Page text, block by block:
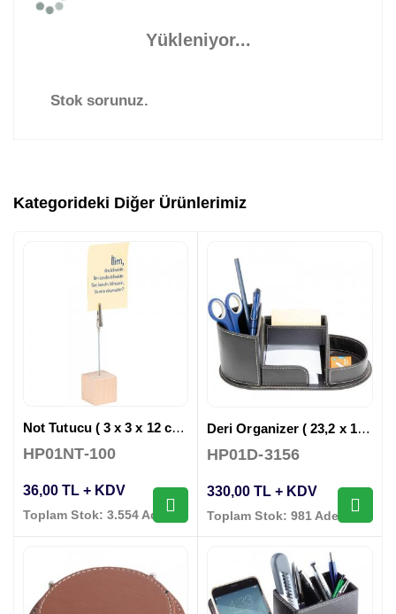
Yükleniyor...
Stok sorunuz.
Kategorideki Diğer Ürünlerimiz
Not Tutucu ( 3 x 3 x 12 cm )
HP01NT-100
36,00 TL + KDV
Toplam Stok: 3.554 Adet
Deri Organizer ( 23,2 x 10,5 x 9 cm )
HP01D-3156
330,00 TL + KDV
Toplam Stok: 981 Adet